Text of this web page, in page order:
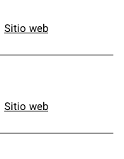
Sitio web
Sitio web